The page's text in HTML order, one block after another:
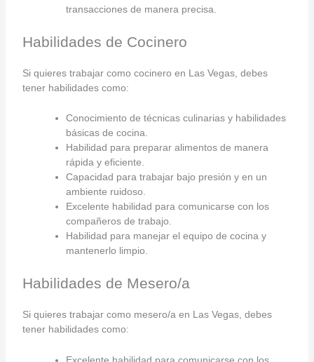
transacciones de manera precisa.
Habilidades de Cocinero
Si quieres trabajar como cocinero en Las Vegas, debes
tener habilidades como:
Conocimiento de técnicas culinarias y habilidades
básicas de cocina.
Habilidad para preparar alimentos de manera
rápida y eficiente.
Capacidad para trabajar bajo presión y en un
ambiente ruidoso.
Excelente habilidad para comunicarse con los
compañeros de trabajo.
Habilidad para manejar el equipo de cocina y
mantenerlo limpio.
Habilidades de Mesero/a
Si quieres trabajar como mesero/a en Las Vegas, debes
tener habilidades como:
Excelente habilidad para comunicarse con los